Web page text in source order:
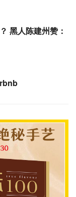
黑人陈建州赞：